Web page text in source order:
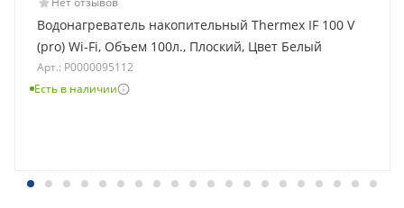
Водонагреватель накопительный Thermex IF 100 V
(pro) Wi-Fi, Объем 100л., Плоский, Цвет Белый
Арт.: Р0000095112
Есть в наличии